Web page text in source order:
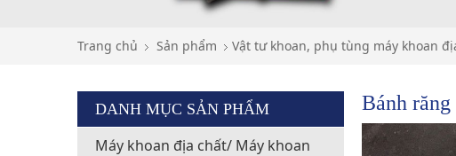
Trang chủ Sản phẩm Vật tư khoan, phụ tùng máy khoan
DANH MỤC SẢN PHẨM
Máy khoan địa chất/ Máy khoan
Bánh răng